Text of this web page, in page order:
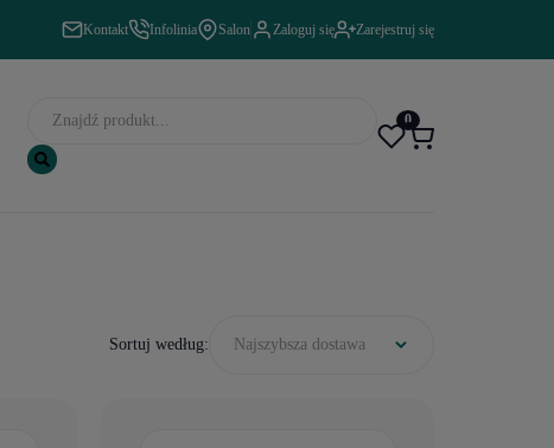
Kontakt Infolinia Salon Zaloguj się Zarejestruj się
0
Sortuj według: Najszybsza dostawa